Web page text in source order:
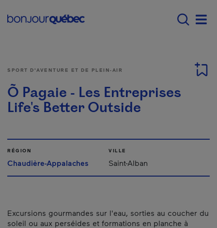
Main navigation -
SPORT D'AVENTURE ET DE PLEIN-AIR
Õ Pagaie - Les Entreprises
Life's Better Outside
RÉGION
Chaudière-Appalaches
VILLE
Saint-Alban
Excursions gourmandes sur l'eau, sorties au coucher du
soleil ou aux perséides et formations en planche à